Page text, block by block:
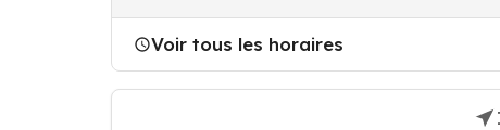
Voir tous les horaires